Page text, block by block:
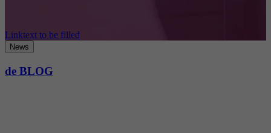
Linktext to be filled
News
de BLOG